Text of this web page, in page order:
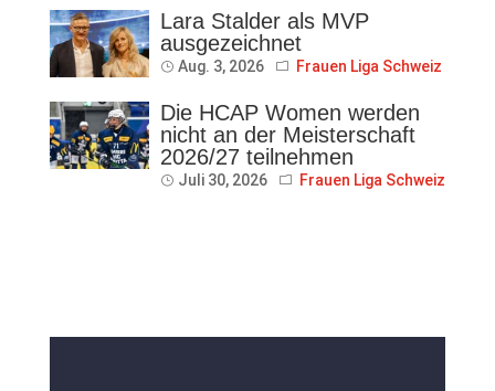
Lara Stalder als MVP
ausgezeichnet
Aug. 3, 2026 Frauen Liga Schweiz
Die HCAP Women werden
nicht an der Meisterschaft
2026/27 teilnehmen
Juli 30, 2026 Frauen Liga Schweiz